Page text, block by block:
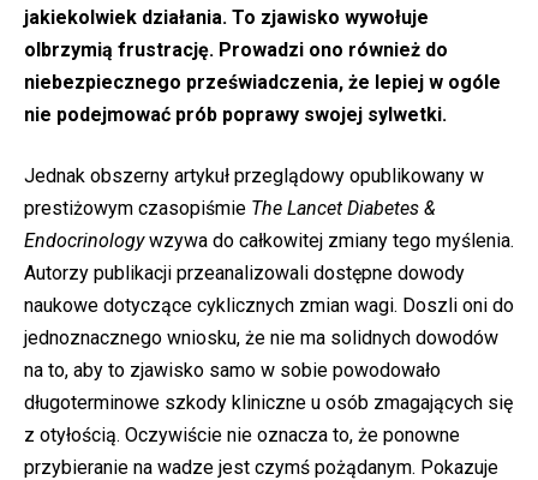
jakiekolwiek działania. To zjawisko wywołuje
olbrzymią frustrację. Prowadzi ono również do
niebezpiecznego przeświadczenia, że lepiej w ogóle
nie podejmować prób poprawy swojej sylwetki.
Jednak obszerny artykuł przeglądowy opublikowany w
prestiżowym czasopiśmie The Lancet Diabetes &
Endocrinologywzywa do całkowitej zmiany tego myślenia.
Autorzy publikacji przeanalizowali dostępne dowody
naukowe dotyczące cyklicznych zmian wagi. Doszli oni do
jednoznacznego wniosku, że nie ma solidnych dowodów
na to, aby to zjawisko samo w sobie powodowało
długoterminowe szkody kliniczne u osób zmagających się
z otyłością. Oczywiście nie oznacza to, że ponowne
przybieranie na wadze jest czymś pożądanym. Pokazuje